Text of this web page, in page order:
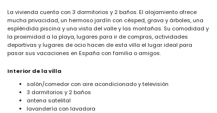
La vivienda cuenta con 3 dormitorios y 2 baños. El alojamiento ofrece
mucha privacidad, un hermoso jardín con césped, grava y árboles, una
espléndida piscina y una vista del valle y las montañas. Su comodidad y
la proximidad a la playa, lugares para ir de compras, actividades
deportivas y lugares de ocio hacen de esta villa el lugar ideal para
pasar sus vacaciones en España con familia o amigos.
Interior de la villa
salón/comedor con aire acondicionado y televisión
3 dormitorios y 2 baños
antena satelital
lavandería con lavadora